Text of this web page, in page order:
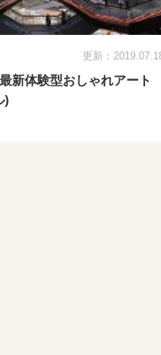
更新：
新体験型おしゃれアート
)